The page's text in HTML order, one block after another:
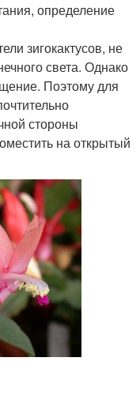
определение
зигокактусов, не
света. Однако
Поэтому для
стороны
на открытый